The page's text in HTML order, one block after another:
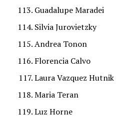
Guadalupe Maradei
Silvia Jurovietzky
Andrea Tonon
Florencia Calvo
Laura Vazquez Hutnik
Maria Teran
Luz Horne